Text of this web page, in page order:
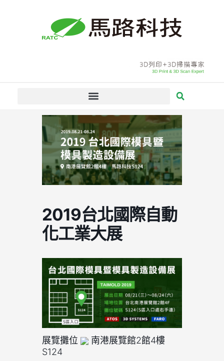
2019台北國際自動
化工業大展
展覽攤位
南港展覽館2館4樓
S124